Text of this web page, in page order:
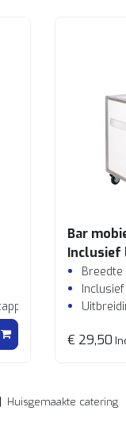
en lekblad
incl. rem
Bar
Inclusief
€ 29,50
Huisgemaakte catering